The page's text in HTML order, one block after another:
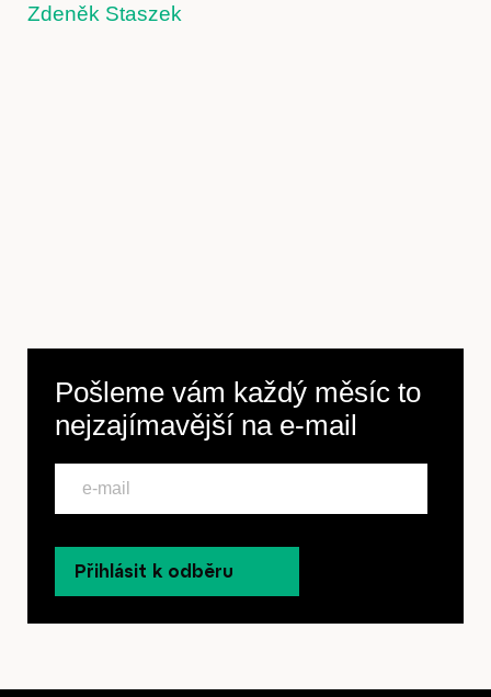
Zdeněk Staszek
Pošleme vám každý měsíc to
nejzajímavější na e-mail
Přihlásit k odběru